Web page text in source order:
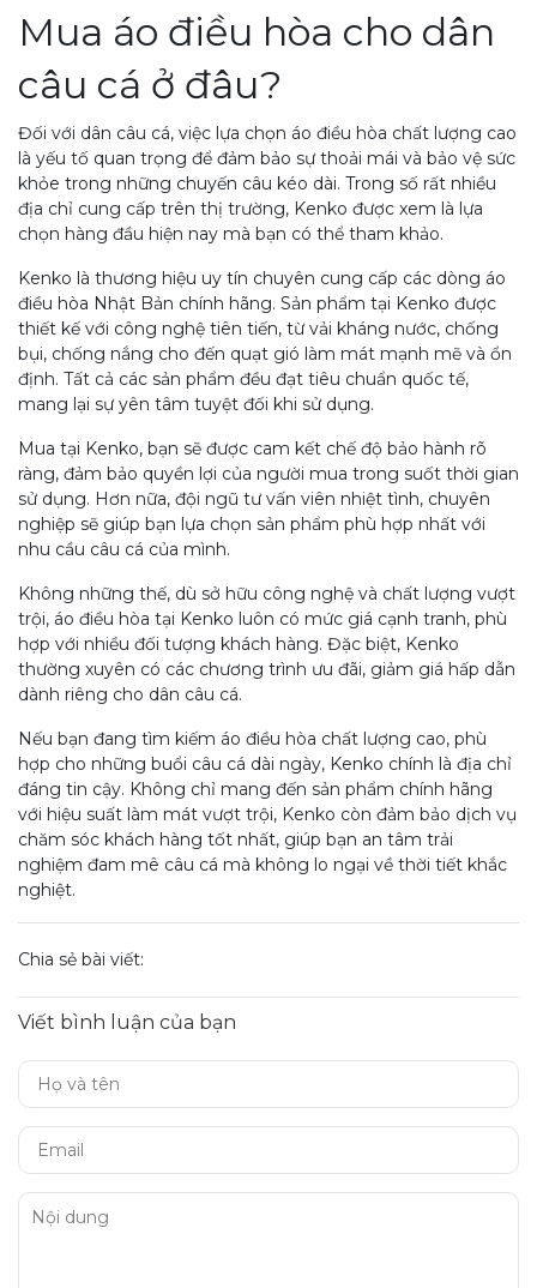
Mua áo điều hòa cho dân
câu cá ở đâu?
Đối với dân câu cá, việc lựa chọn áo điều hòa chất lượng cao
là yếu tố quan trọng để đảm bảo sự thoải mái và bảo vệ sức
khỏe trong những chuyến câu kéo dài. Trong số rất nhiều
địa chỉ cung cấp trên thị trường, Kenko được xem là lựa
chọn hàng đầu hiện nay mà bạn có thể tham khảo.
Kenko là thương hiệu uy tín chuyên cung cấp các dòng áo
điều hòa Nhật Bản chính hãng. Sản phẩm tại Kenko được
thiết kế với công nghệ tiên tiến, từ vải kháng nước, chống
bụi, chống nắng cho đến quạt gió làm mát mạnh mẽ và ổn
định. Tất cả các sản phẩm đều đạt tiêu chuẩn quốc tế,
mang lại sự yên tâm tuyệt đối khi sử dụng.
Mua tại Kenko, bạn sẽ được cam kết chế độ bảo hành rõ
ràng, đảm bảo quyền lợi của người mua trong suốt thời gian
sử dụng. Hơn nữa, đội ngũ tư vấn viên nhiệt tình, chuyên
nghiệp sẽ giúp bạn lựa chọn sản phẩm phù hợp nhất với
nhu cầu câu cá của mình.
Không những thế, dù sở hữu công nghệ và chất lượng vượt
trội, áo điều hòa tại Kenko luôn có mức giá cạnh tranh, phù
hợp với nhiều đối tượng khách hàng. Đặc biệt, Kenko
thường xuyên có các chương trình ưu đãi, giảm giá hấp dẫn
dành riêng cho dân câu cá.
Nếu bạn đang tìm kiếm áo điều hòa chất lượng cao, phù
hợp cho những buổi câu cá dài ngày, Kenko chính là địa chỉ
đáng tin cậy. Không chỉ mang đến sản phẩm chính hãng
với hiệu suất làm mát vượt trội, Kenko còn đảm bảo dịch vụ
chăm sóc khách hàng tốt nhất, giúp bạn an tâm trải
nghiệm đam mê câu cá mà không lo ngại về thời tiết khắc
nghiệt.
Chia sẻ bài viết:
Viết bình luận của bạn